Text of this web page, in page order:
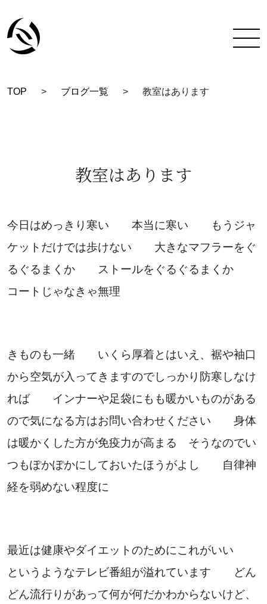
教室一覧
スタッフ紹介
お知らせ
お問い合わせはこちらから
TOP > ブログ一覧 > 教室はあります
教室はあります
今日はめっきり寒い 本当に寒い もうジャ
ケットだけでは歩けない 大きなマフラーをぐ
るぐるまくか ストールをぐるぐるまくか
コートじゃなきゃ無理
きものも一緒 いくら厚着とはいえ、裾や袖口
から空気が入ってきますのでしっかり防寒しなけ
れば インナーや足袋にもも暖かいものがある
ので気になる方はお問い合わせください 身体
は暖かくした方が免疫力が高まる そうなのでい
つもぽかぽかにしておいたほうがよし 自律神
経を弱めない程度に
最近は健康やダイエットのためにこれがいい
というようなテレビ番組が溢れています どん
どん流行りがあって何が何だかわからないけど、